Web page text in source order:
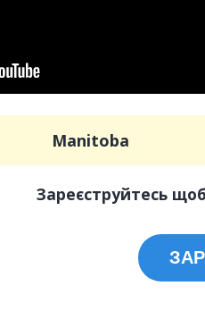
Manitoba
Зареєструйтесь